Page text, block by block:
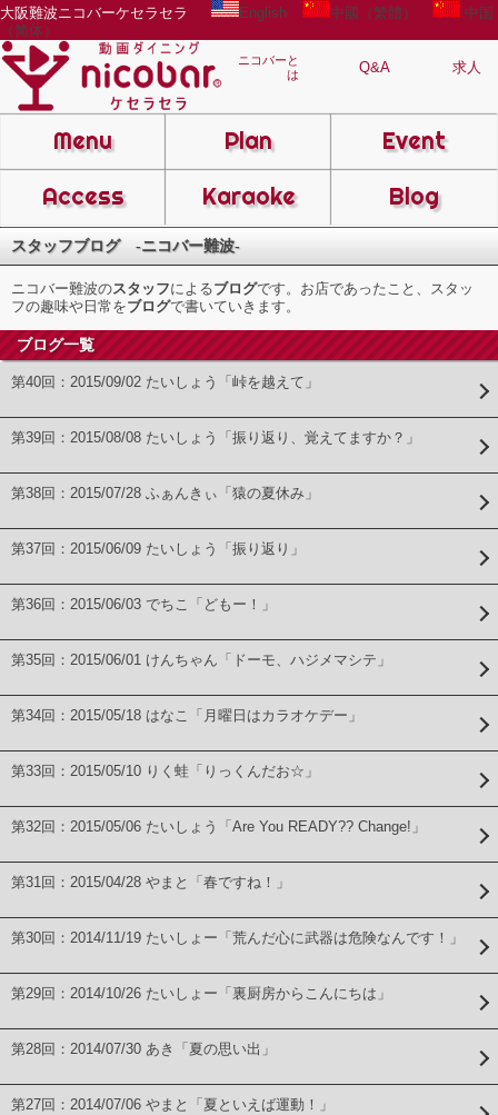
大阪難波ニコバーケセラセラ English 中國（繁體）
中国
（简体）
ニコバーと
は
Q&A 求人
Menu Plan
Event
Access
Karaoke Blog
スタッフブログ -ニコバー難波-
ニコバー難波のスタッフによるブログです。お店であったこと、スタッ
フの趣味や日常をブログで書いていきます。
ブログ一覧
第40回：2015/09/02 たいしょう「峠を越えて」
第39回：2015/08/08 たいしょう「振り返り、覚えてますか？」
第38回：2015/07/28 ふぁんきぃ「猿の夏休み」
第37回：2015/06/09 たいしょう「振り返り」
第36回：2015/06/03 でちこ「どもー！」
第35回：2015/06/01 けんちゃん「ドーモ、ハジメマシテ」
第34回：2015/05/18 はなこ「月曜日はカラオケデー」
第33回：2015/05/10 りく蛙「りっくんだお☆」
第32回：2015/05/06 たいしょう「Are You READY?? Change!」
第31回：2015/04/28 やまと「春ですね！」
第30回：2014/11/19 たいしょー「荒んだ心に武器は危険なんです！」
第29回：2014/10/26 たいしょー「裏厨房からこんにちは」
第28回：2014/07/30 あき「夏の思い出」
第27回：2014/07/06 やまと「夏といえば運動！」